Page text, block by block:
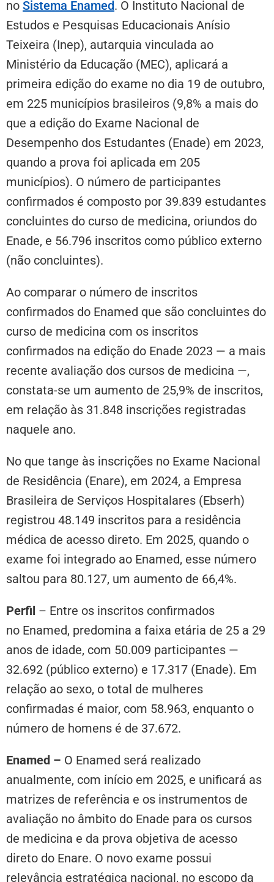
no Sistema Enamed. O Instituto Nacional de
Estudos e Pesquisas Educacionais Anísio
Teixeira (Inep), autarquia vinculada ao
Ministério da Educação (MEC), aplicará a
primeira edição do exame no dia 19 de outubro,
em 225 municípios brasileiros (9,8% a mais do
que a edição do Exame Nacional de
Desempenho dos Estudantes (Enade) em 2023,
quando a prova foi aplicada em 205
municípios). O número de participantes
confirmados é composto por 39.839 estudantes
concluintes do curso de medicina, oriundos do
Enade, e 56.796 inscritos como público externo
(não concluintes).
Ao comparar o número de inscritos
confirmados do Enamed que são concluintes do
curso de medicina com os inscritos
confirmados na edição do Enade 2023 — a mais
recente avaliação dos cursos de medicina —,
constata-se um aumento de 25,9% de inscritos,
em relação às 31.848 inscrições registradas
naquele ano.
No que tange às inscrições no Exame Nacional
de Residência (Enare), em 2024, a Empresa
Brasileira de Serviços Hospitalares (Ebserh)
registrou 48.149 inscritos para a residência
médica de acesso direto. Em 2025, quando o
exame foi integrado ao Enamed, esse número
saltou para 80.127, um aumento de 66,4%.
Perfil – Entre os inscritos confirmados
no Enamed, predomina a faixa etária de 25 a 29
anos de idade, com 50.009 participantes —
32.692 (público externo) e 17.317 (Enade). Em
relação ao sexo, o total de mulheres
confirmadas é maior, com 58.963, enquanto o
número de homens é de 37.672.
Enamed – O Enamed será realizado
anualmente, com início em 2025, e unificará as
matrizes de referência e os instrumentos de
avaliação no âmbito do Enade para os cursos
de medicina e da prova objetiva de acesso
direto do Enare. O novo exame possui
relevância estratégica nacional, no escopo da